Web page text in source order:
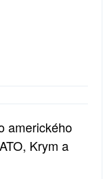
amerického
Krym a